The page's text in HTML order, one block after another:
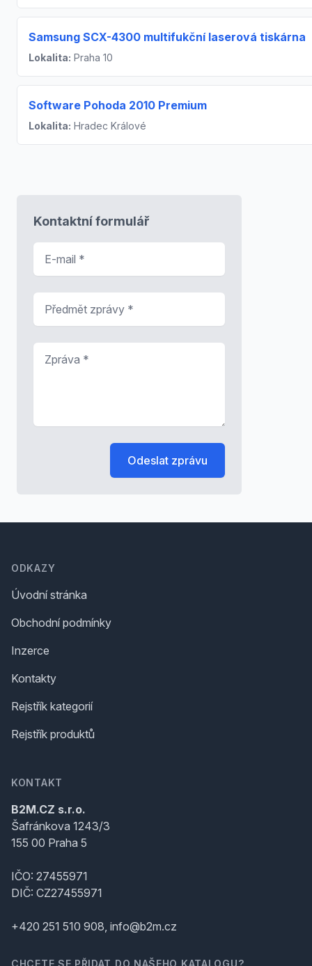
Samsung SCX-4300 multifukční laserová tiskárna
Lokalita: Praha 10
Software Pohoda 2010 Premium
Lokalita: Hradec Králové
Kontaktní formulář
Odeslat zprávu
ODKAZY
Úvodní stránka
Obchodní podmínky
Inzerce
Kontakty
Rejstřík kategorií
Rejstřík produktů
KONTAKT
B2M.CZ s.r.o.
Šafránkova 1243/3
155 00 Praha 5
IČO: 27455971
DIČ: CZ27455971
+420 251 510 908, info@b2m.cz
CHCETE SE PŘIDAT DO NAŠEHO KATALOGU?